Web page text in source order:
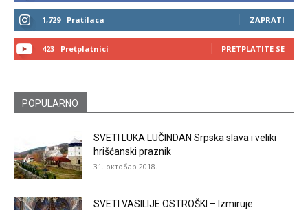
1,729 Pratilaca ZAPRATI
423 Pretplatnici PRETPLATITE SE
POPULARNO
SVETI LUKA LUČINDAN Srpska slava i veliki
hrišćanski praznik
31. октобар 2018.
SVETI VASILIJE OSTROŠKI – Izmiruje